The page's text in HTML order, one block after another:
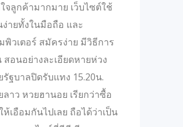
ใจลูกค้ามากมาย เว็บไซต์ใช้
ง่ายทั้งในมือถือ และ
พิวเตอร์ สมัครง่าย มีวิธีการ
สอนอย่างละเอียดหายห่วง
รัฐบาลปิดรับแทง 15.20น.
ลาว หวยฮานอย เรียกว่าซื้อ
ห้เอือมกันไปเลย ถือได้ว่าเป็น